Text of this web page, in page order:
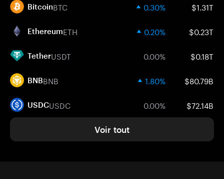
BitcoinBTC 0.30% $1.31T
EthereumETH 0.20% $0.23T
TetherUSDT 0.00% $0.18T
BNBBNB 1.80% $80.79B
USDCUSDC 0.00% $72.14B
Voir tout